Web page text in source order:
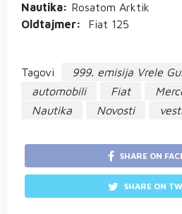
Nautika: Rosatom Arktik
Oldtajmer:
Fiat 125
Tagovi 999. emisija Vrele
automobili
Fiat
Nautika
Novosti
SHARE ON
SHARE ON